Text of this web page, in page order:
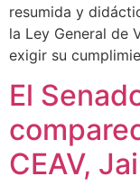
resumida y
la Ley General de
exigir su
El
CEAV,